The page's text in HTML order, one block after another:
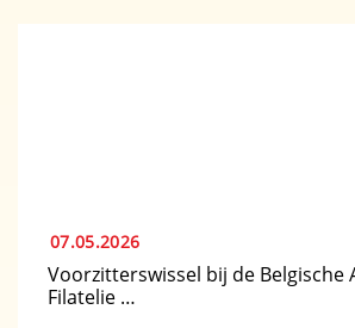
07.05.2026
Voorzitterswissel bij de Belgische
Filatelie …